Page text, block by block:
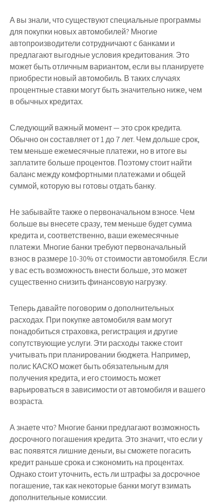
А вы знали, что существуют специальные программы
для покупки новых автомобилей? Многие
автопроизводители сотрудничают с банками и
предлагают выгодные условия кредитования. Это
может быть отличным вариантом, если вы планируете
приобрести новый автомобиль. В таких случаях
процентные ставки могут быть значительно ниже, чем
в обычных кредитах.
Следующий важный момент — это срок кредита.
Обычно он составляет от 1 до 7 лет. Чем дольше срок,
тем меньше ежемесячные платежи, но в итоге вы
заплатите больше процентов. Поэтому стоит найти
баланс между комфортными платежами и общей
суммой, которую вы готовы отдать банку.
Не забывайте также о первоначальном взносе. Чем
больше вы внесете сразу, тем меньше будет сумма
кредита и, соответственно, ваши ежемесячные
платежи. Многие банки требуют первоначальный
взнос в размере 10-30% от стоимости автомобиля. Если
у вас есть возможность внести больше, это может
существенно снизить финансовую нагрузку.
Теперь давайте поговорим о дополнительных
расходах. При покупке автомобиля вам могут
понадобиться страховка, регистрация и другие
сопутствующие услуги. Эти расходы также стоит
учитывать при планировании бюджета. Например,
полис КАСКО может быть обязательным для
получения кредита, и его стоимость может
варьироваться в зависимости от автомобиля и вашего
возраста.
А знаете что? Многие банки предлагают возможность
досрочного погашения кредита. Это значит, что если у
вас появятся лишние деньги, вы сможете погасить
кредит раньше срока и сэкономить на процентах.
Однако стоит уточнить, есть ли штрафы за досрочное
погашение, так как некоторые банки могут взимать
дополнительные комиссии.